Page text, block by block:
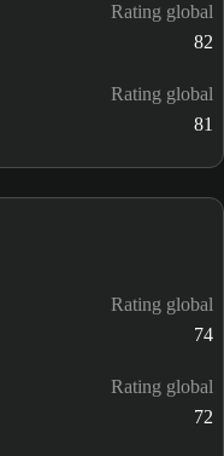
Rating global
82
Rating global
81
Rating global
74
Rating global
72